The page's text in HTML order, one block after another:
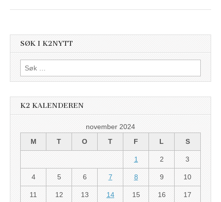
SØK I K2NYTT
Søk
etter:
K2 KALENDEREN
november 2024
M
T O T F L S
1 2 3
4 5 6 7 8 9 10
11 12 13 14 15 16 17